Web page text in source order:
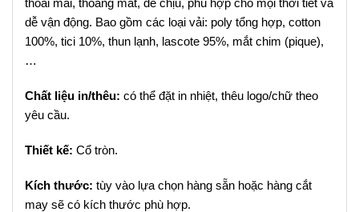
thoải mái, thoáng mát, dễ chịu, phù hợp cho mọi thời tiết và
dễ vận động. Bao gồm các loại vải: poly tổng hợp, cotton
100%, tici 10%, thun lạnh, lascote 95%, mắt chim (pique),
…
Chất liệu in/thêu: có thể đặt in nhiệt, thêu logo/chữ theo
yêu cầu.
Thiết kế: Cổ tròn.
Kích thước: tùy vào lựa chọn hàng sẵn hoặc hàng cắt
may sẽ có kích thước phù hợp.